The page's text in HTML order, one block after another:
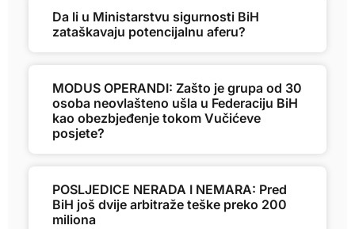
Da li u Ministarstvu sigurnosti BiH
zataškavaju potencijalnu aferu?
MODUS OPERANDI: Zašto je grupa od 30
osoba neovlašteno ušla u Federaciju BiH
kao obezbjeđenje tokom Vučićeve
posjete?
POSLJEDICE NERADA I NEMARA: Pred
BiH još dvije arbitraže teške preko 200
miliona